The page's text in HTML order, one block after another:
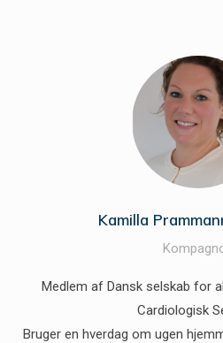
Kamilla
Medlem af Dansk selskab for
Cardiologisk
Bruger en hverdag om ugen